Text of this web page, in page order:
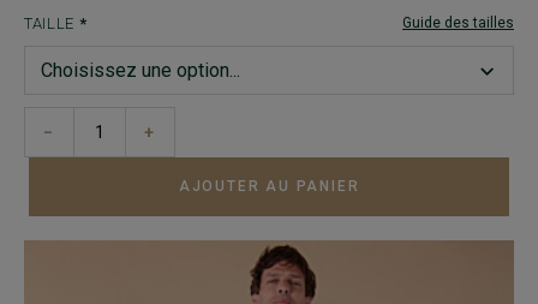
TAILLE Guide des tailles
− +
AJOUTER AU PANIER